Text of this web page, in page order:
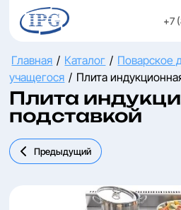
+7
Главная / Каталог / Поварское
учащегося / Плита
Плита
подставкой
Предыдущий